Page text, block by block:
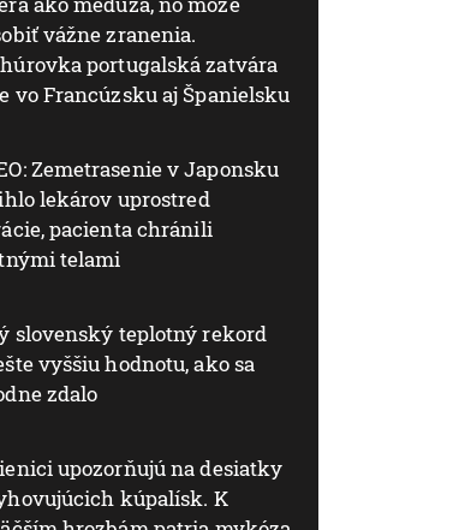
vážne zranenia.
portugalská zatvára
vo Francúzsku aj Španielsku
Zemetrasenie v Japonsku
lekárov uprostred
pacienta chránili
telami
slovenský teplotný rekord
vyššiu hodnotu, ako sa
zdalo
upozorňujú na desiatky
kúpalísk. K